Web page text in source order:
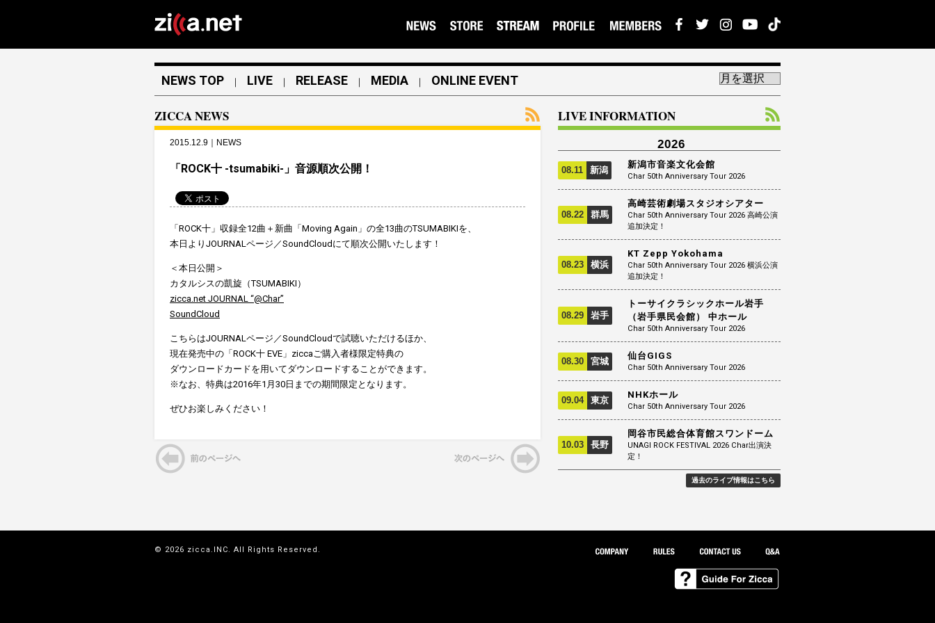
NEWS TOP ｜ LIVE ｜ RELEASE ｜ MEDIA ｜ ONLINE EVENT
ZICCA NEWS
2015.12.9｜NEWS
「ROCK十 -tsumabiki-」音源順次公開！
「ROCK十」収録全12曲＋新曲「Moving Again」の全13曲のTSUMABIKIを、
本日よりJOURNALページ／SoundCloudにて順次公開いたします！
＜本日公開＞
カタルシスの凱旋（TSUMABIKI）
zicca.net JOURNAL “@Char”
SoundCloud
こちらはJOURNALページ／SoundCloudで試聴いただけるほか、
現在発売中の「ROCK十 EVE」ziccaご購入者様限定特典の
ダウンロードカードを用いてダウンロードすることができます。
※なお、特典は2016年1月30日までの期間限定となります。
ぜひお楽しみください！
LIVE INFORMATION
2026
08.11 新潟 新潟市音楽文化会館
Char 50th Anniversary Tour 2026
08.22 群馬
高崎芸術劇場スタジオシアター
Char 50th Anniversary Tour 2026 高崎公演
追加決定！
08.23 横浜
KT Zepp Yokohama
Char 50th Anniversary Tour 2026 横浜公演
追加決定！
08.29 岩手
トーサイクラシックホール岩手
（岩手県民会館） 中ホール
Char 50th Anniversary Tour 2026
08.30 宮城 仙台GIGS
Char 50th Anniversary Tour 2026
09.04 東京 NHKホール
Char 50th Anniversary Tour 2026
10.03 長野
岡谷市民総合体育館スワンドーム
UNAGI ROCK FESTIVAL 2026 Char出演決
定！
過去のライブ情報はこちら
© 2026 zicca.INC. All Rights Reserved.